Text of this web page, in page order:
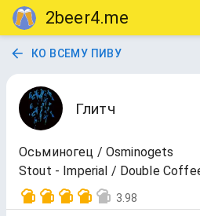
2beer4.me
КО ВСЕМУ ПИВУ
Глитч
Осьминогец / Osminogets
Stout - Imperial / Double
3.98